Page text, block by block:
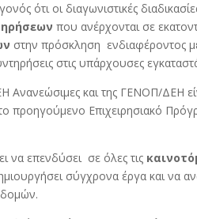
ότι οι διαγωνιστικές
που ανέρχονται σε
στην πρόσκληση ενδιαφέροντος
στις υπάρχουσες
Ανανεώσιμες και της ΓΕΝΟΠ/ΔΕΗ
προηγούμενο Επιχειρησιακό
να επενδύσει σε όλες τις
σύγχρονα έργα και να